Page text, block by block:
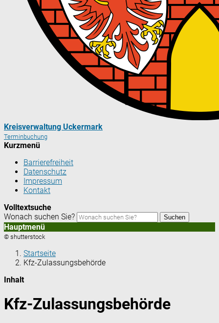
Kreisverwaltung Uckermark
Terminbuchung
Kurzmenü
Barrierefreiheit
Datenschutz
Impressum
Kontakt
Volltextsuche
Wonach suchen Sie?
Suchen
Hauptmenü
© shutterstock
Startseite
Kfz-Zulassungsbehörde
Inhalt
Kfz-Zulassungsbehörde